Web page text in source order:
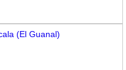
(El Guanal)